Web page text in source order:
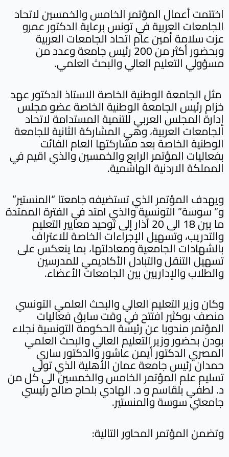
اختتمت أعمال المؤتمر الخامس والخمسين لاتحاد
الجامعات العربية في تونس برعاية الدكتور عمرو
عزت سلامة أمين عام اتحاد الجامعات العربية
وبحضور أكثر من 200 رئيس جامعة وعدد من
مسؤولي التعليم العالي والبحث العلمي.
مثل الجامعة الوطنية الخاصة الاستاذ الدكتور عهد
خزام رئيس الجامعة الوطنية الخاصة عضو مجلس
إدارة المجلس العربي للتنمية المستدامة لاتحاد
الجامعات العربية، وهي المشاركة الثانية للجامعة
الوطنية الخاصة بعد مشاركتها العام الفائت
بفعاليات المؤتمر الرابع والخمسين والذي اقيم في
المملكة الاردنية الهاشمية.
ويهدف المؤتمر الذي تستضيفه جامعتا “المنستير”
و” سوسة” التونسية والذي امتد في الفترة الممتدة
ما بين 18 الى 20 آذار إلى توحيد معايير التعليم
والتدريب، وتسهيل الإجراءات الخاصة للاعتراف
بالشهادات الجامعية ومعادلتها، بما ينعكس على
تسهيل التنقل والتبادل الأكاديمي للمدرسين
والطلاب والإداريين بين الجامعات الأعضاء.
وكان وزير التعليم العالي والبحث العلمي التونسي
منصف بوكثير افتتح في وقت سابق فعاليات
المؤتمر مندوبا عن رئيسة الحكومة التونسية نجلاء
بودن بحضور وزير التعليم العالي والبحث العلمي
المصري الدكتور أيمن عاشور والدكتور ساري
حمدان رئيس جامعة عمان الأهلية الذي تولى
تسليم علم المؤتمر الخامس والخمسين الى كل من
د. لطفي بلقاسم و د. الهادي بلحاج صالح رئيسي
جامعتي سوسة والمنستير.
وتضمن المؤتمر المحاور التالية: